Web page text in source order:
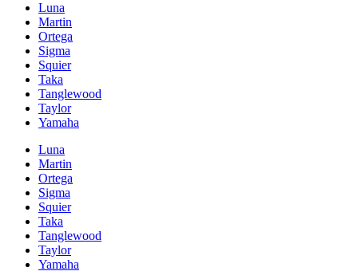
Luna
Martin
Ortega
Sigma
Squier
Taka
Tanglewood
Taylor
Yamaha
Luna
Martin
Ortega
Sigma
Squier
Taka
Tanglewood
Taylor
Yamaha